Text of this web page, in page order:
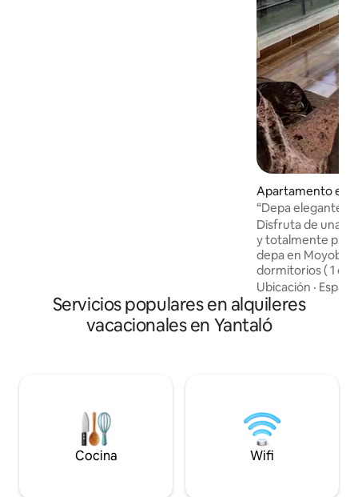
Apartamento en
“Depa elegante
y privado”
Disfruta de una
y totalmente
depa en
dormitorios ( 1
litera de 2 plazas
baños completos,
parejas que
funcionalidad. El
acogedor.
Ubicación ·
Servicios populares en alquileres
vacacionales en Yantaló
Cocina Wifi